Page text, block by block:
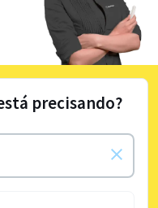
precisando?